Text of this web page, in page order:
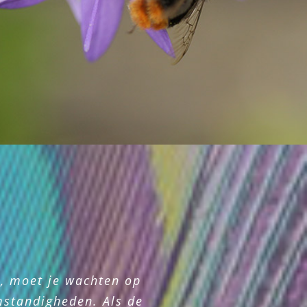
moet je wachten op
Als de